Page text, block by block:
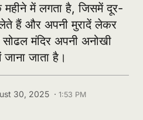
महीने में लगता है, जिसमें दूर-
हैं और अपनी मुरादें लेकर
मंदिर अपनी अनोखी
जाता है।
30, 2025 · 1:53 PM